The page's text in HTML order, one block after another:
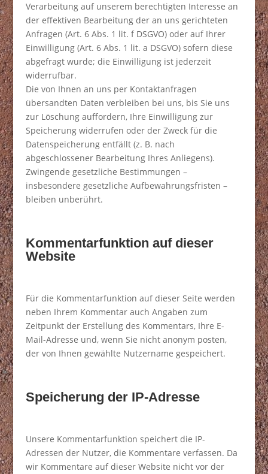
Verarbeitung auf unserem berechtigten Interesse an
der effektiven Bearbeitung der an uns gerichteten
Anfragen (Art. 6 Abs. 1 lit. f DSGVO) oder auf Ihrer
Einwilligung (Art. 6 Abs. 1 lit. a DSGVO) sofern diese
abgefragt wurde; die Einwilligung ist jederzeit
widerrufbar.
Die von Ihnen an uns per Kontaktanfragen
übersandten Daten verbleiben bei uns, bis Sie uns
zur Löschung auffordern, Ihre Einwilligung zur
Speicherung widerrufen oder der Zweck für die
Datenspeicherung entfällt (z. B. nach
abgeschlossener Bearbeitung Ihres Anliegens).
Zwingende gesetzliche Bestimmungen –
insbesondere gesetzliche Aufbewahrungsfristen –
bleiben unberührt.
Kommentarfunktion auf dieser
Website
Für die Kommentarfunktion auf dieser Seite werden
neben Ihrem Kommentar auch Angaben zum
Zeitpunkt der Erstellung des Kommentars, Ihre E-
Mail-Adresse und, wenn Sie nicht anonym posten,
der von Ihnen gewählte Nutzername gespeichert.
Speicherung der IP-Adresse
Unsere Kommentarfunktion speichert die IP-
Adressen der Nutzer, die Kommentare verfassen. Da
wir Kommentare auf dieser Website nicht vor der